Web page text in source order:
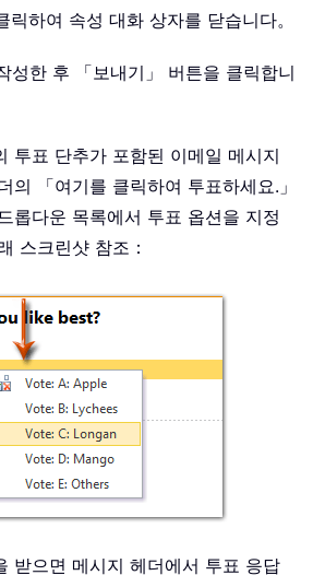
릭하여 속성 대화 상자를 닫습니다。
성한 후 「보내기」 버튼을 클릭합니
투표 단추가 포함된 이메일 메시지
의 「여기를 클릭하여 투표하세요.」
롭다운 목록에서 투표 옵션을 지정
스크린샷 참조：
받으면 메시지 헤더에서 투표 응답